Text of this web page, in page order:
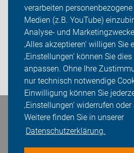
verarbeiten
Medien (z.B. YouTube)
Analyse- und
‚Alles akzeptieren‘ willigen Sie
‚Einstellungen‘ können Sie
anpassen. Ohne Ihre
nur technisch notwendige
Einwilligung können Sie
‚Einstellungen‘ widerrufen
Weitere finden Sie in unserer
Datenschutzerklärung.
Über uns
Sei dabei
Presse
Login
Bleiben Sie in Kontakt